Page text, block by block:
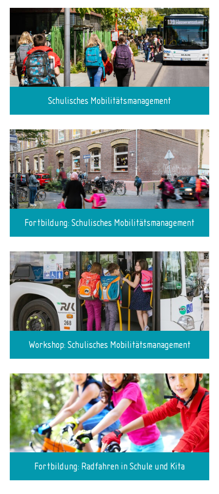
Schulisches Mobilitätsmanagement
Fortbildung: Schulisches Mobilitätsmanagement
Workshop: Schulisches Mobilitätsmanagement
Fortbildung: Radfahren in Schule und Kita